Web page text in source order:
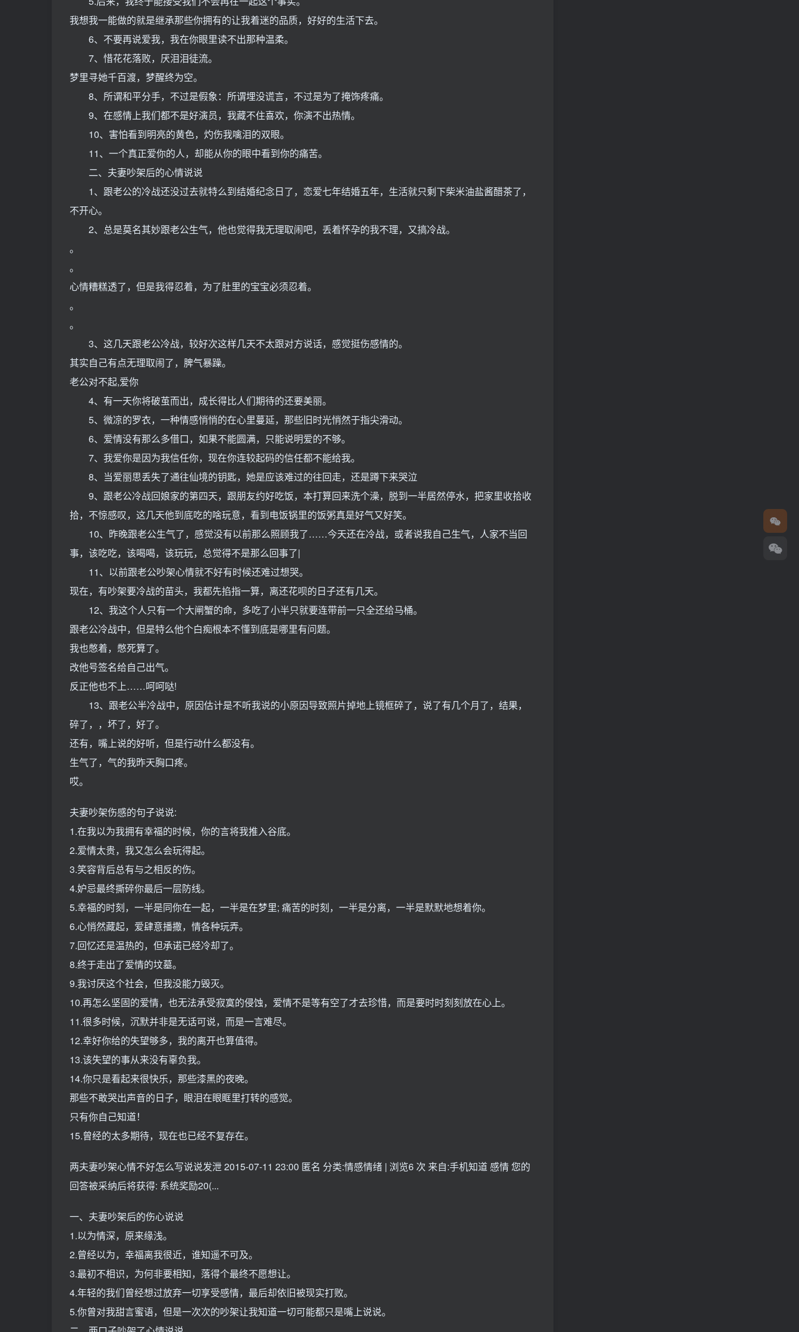
我想我一能做的就是继承那些你拥有的让我着迷的品质，好好的生活下去。
6、不要再说爱我，我在你眼里读不出那种温柔。
7、惜花花落败，厌泪泪徒流。
梦里寻她千百渡，梦醒终为空。
8、所谓和平分手，不过是假象：所谓埋没谎言，不过是为了掩饰疼痛。
9、在感情上我们都不是好演员，我藏不住喜欢，你演不出热情。
10、害怕看到明亮的黄色，灼伤我噙泪的双眼。
11、一个真正爱你的人，却能从你的眼中看到你的痛苦。
二、夫妻吵架后的心情说说
1、跟老公的冷战还没过去就特么到结婚纪念日了，恋爱七年结婚五年，生活就只剩下柴米油盐酱醋茶了，
不开心。
2、总是莫名其妙跟老公生气，他也觉得我无理取闹吧，丢着怀孕的我不理，又搞冷战。
。
。
心情糟糕透了，但是我得忍着，为了肚里的宝宝必须忍着。
。
。
3、这几天跟老公冷战，较好次这样几天不太跟对方说话，感觉挺伤感情的。
其实自己有点无理取闹了，脾气暴躁。
老公对不起,爱你
4、有一天你将破茧而出，成长得比人们期待的还要美丽。
5、微凉的罗衣，一种情感悄悄的在心里蔓延，那些旧时光悄然于指尖滑动。
6、爱情没有那么多借口，如果不能圆满，只能说明爱的不够。
7、我爱你是因为我信任你，现在你连较起码的信任都不能给我。
8、当爱丽思丢失了通往仙境的钥匙，她是应该难过的往回走，还是蹲下来哭泣
9、跟老公冷战回娘家的第四天，跟朋友约好吃饭，本打算回来洗个澡，脱到一半居然停水，把家里收拾收
拾，不惊感叹，这几天他到底吃的啥玩意，看到电饭锅里的饭粥真是好气又好笑。
10、昨晚跟老公生气了，感觉没有以前那么照顾我了……今天还在冷战，或者说我自己生气，人家不当回
事，该吃吃，该喝喝，该玩玩，总觉得不是那么回事了|
11、以前跟老公吵架心情就不好有时候还难过想哭。
现在，有吵架要冷战的苗头，我都先掐指一算，离还花呗的日子还有几天。
12、我这个人只有一个大闸蟹的命，多吃了小半只就要连带前一只全还给马桶。
跟老公冷战中，但是特么他个白痴根本不懂到底是哪里有问题。
我也憋着，憋死算了。
改他号签名给自己出气。
反正他也不上……呵呵哒!
13、跟老公半冷战中，原因估计是不听我说的小原因导致照片掉地上镜框碎了，说了有几个月了，结果，
碎了，，坏了，好了。
还有，嘴上说的好听，但是行动什么都没有。
生气了，气的我昨天胸口疼。
哎。
夫妻吵架伤感的句子说说:
1.在我以为我拥有幸福的时候，你的言将我推入谷底。
2.爱情太贵，我又怎么会玩得起。
3.笑容背后总有与之相反的伤。
4.妒忌最终撕碎你最后一层防线。
5.幸福的时刻，一半是同你在一起，一半是在梦里; 痛苦的时刻，一半是分离，一半是默默地想着你。
6.心悄然藏起，爱肆意播撒，情各种玩弄。
7.回忆还是温热的，但承诺已经冷却了。
8.终于走出了爱情的坟墓。
9.我讨厌这个社会，但我没能力毁灭。
10.再怎么坚固的爱情，也无法承受寂寞的侵蚀，爱情不是等有空了才去珍惜，而是要时时刻刻放在心上。
11.很多时候，沉默并非是无话可说，而是一言难尽。
12.幸好你给的失望够多，我的离开也算值得。
13.该失望的事从来没有辜负我。
14.你只是看起来很快乐，那些漆黑的夜晚。
那些不敢哭出声音的日子，眼泪在眼眶里打转的感觉。
只有你自己知道！
15.曾经的太多期待，现在也已经不复存在。
两夫妻吵架心情不好怎么写说说发泄 2015-07-11 23:00 匿名 分类:情感情绪 | 浏览6 次 来自:手机知道 感情 您的
回答被采纳后将获得: 系统奖励20(...
一、夫妻吵架后的伤心说说
1.以为情深，原来缘浅。
2.曾经以为，幸福离我很近，谁知遥不可及。
3.最初不相识，为何非要相知，落得个最终不愿想让。
4.年轻的我们曾经想过放弃一切享受感情，最后却依旧被现实打败。
5.你曾对我甜言蜜语，但是一次次的吵架让我知道一切可能都只是嘴上说说。